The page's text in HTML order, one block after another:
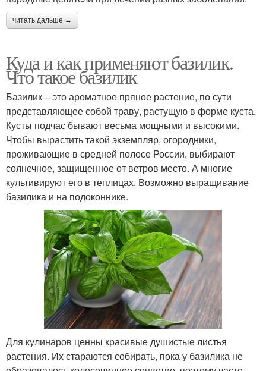
читать дальше →
Куда и как применяют базилик.
Что такое базилик
Базилик – это ароматное пряное растение, по сути
представляющее собой траву, растущую в форме куста.
Кусты подчас бывают весьма мощными и высокими.
Чтобы вырастить такой экземпляр, огородники,
проживающие в средней полосе России, выбирают
солнечное, защищенное от ветров место. А многие
культивируют его в теплицах. Возможно выращивание
базилика и на подоконнике.
Для кулинаров ценны красивые душистые листья
растения. Их стараются собирать, пока у базилика не